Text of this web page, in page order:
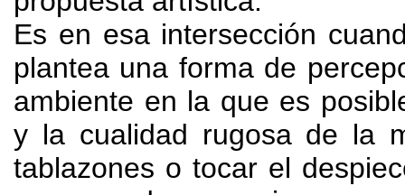
Es en esa intersección
plantea una forma de
ambiente en la que es
y la cualidad rugosa de la
tablazones o tocar el